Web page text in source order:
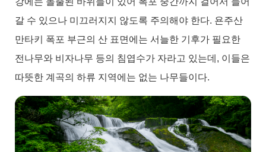
갈 수 있으나 미끄러지지 않도록 주의해야 한다. 욘주산
만타키 폭포 부근의 산 표면에는 서늘한 기후가 필요한
전나무와 비자나무 등의 침엽수가 자라고 있는데, 이들은
따뜻한 계곡의 하류 지역에는 없는 나무들이다.